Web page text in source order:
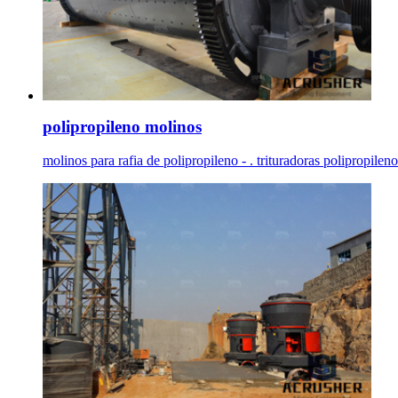
polipropileno molinos
molinos para rafia de polipropileno - . trituradoras